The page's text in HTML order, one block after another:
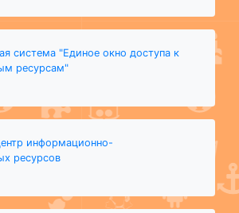
система "Единое окно доступа к
ресурсам"
информационно-
ресурсов